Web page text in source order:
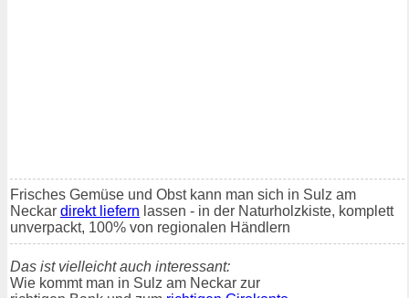
Frisches Gemüse und Obst kann man sich in Sulz am
Neckar direkt liefern lassen - in der Naturholzkiste, komplett
unverpackt, 100% von regionalen Händlern
Das ist vielleicht auch interessant:
Wie kommt man in Sulz am Neckar zur